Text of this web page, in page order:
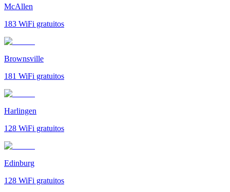
McAllen
183 WiFi gratuitos
Brownsville
181 WiFi gratuitos
Harlingen
128 WiFi gratuitos
Edinburg
128 WiFi gratuitos